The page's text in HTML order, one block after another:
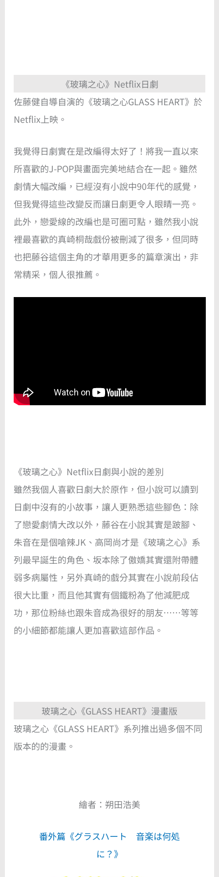
《玻璃之心》Netflix日劇
佐藤健自導自演的《玻璃之心GLASS HEART》於
Netflix上映。
我覺得日劇實在是改編得太好了！將我一直以來
所喜歡的J-POP與畫面完美地結合在一起。雖然
劇情大幅改編，已經沒有小說中90年代的感覺，
但我覺得這些改變反而讓日劇更令人眼睛一亮。
此外，戀愛線的改編也是可圈可點，雖然我小說
裡最喜歡的真崎桐哉戲份被刪減了很多，但同時
也把藤谷這個主角的才華用更多的篇章演出，非
常精采，個人很推薦。
《玻璃之心》Netflix日劇與小說的差別
雖然我個人喜歡日劇大於原作，但小說可以讀到
日劇中沒有的小故事，讓人更熟悉這些腳色：除
了戀愛劇情大改以外，藤谷在小說其實是跛腳、
朱音在是個嗆辣JK、高岡尚才是《玻璃之心》系
列最早誕生的角色、坂本除了傲嬌其實還附帶體
弱多病屬性，另外真崎的戲分其實在小說前段佔
很大比重，而且他其實有個鐵粉為了他減肥成
功，那位粉絲也跟朱音成為很好的朋友……等等
的小細節都能讓人更加喜歡這部作品。
玻璃之心《GLASS HEART》漫畫版
玻璃之心《GLASS HEART》系列推出過多個不同
版本的的漫畫。
繪者：朔田浩美
番外篇《グラスハート 音楽は何処
に？》